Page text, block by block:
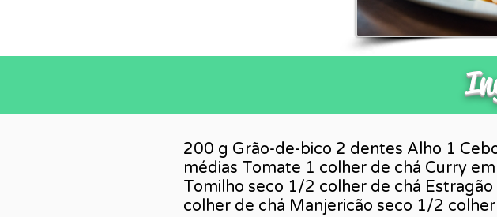
200 g Grão-de-bico 2 dentes Alho 1
médias Tomate 1 colher de chá Curry
Tomilho seco 1/2 colher de chá
colher de chá Manjericão seco 1/2